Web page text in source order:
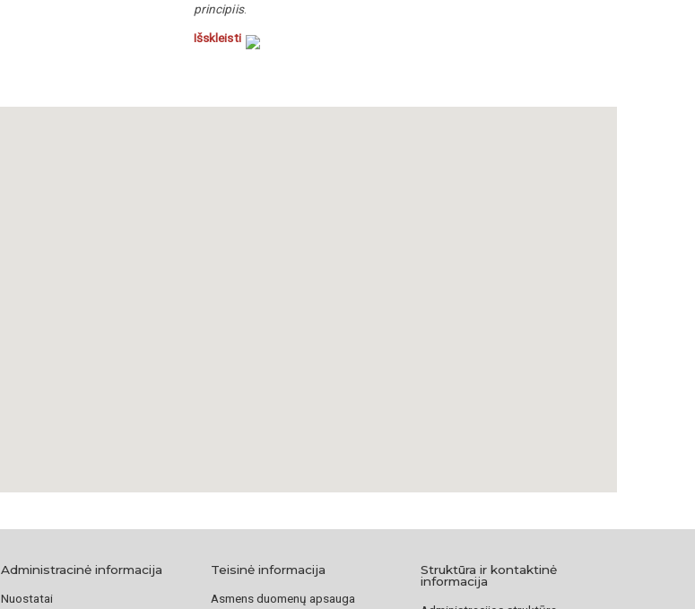
principiis.
https://www.digitale-sammlungen.de/en/details/bsb10156487
Išskleisti
Administracinė informacija
Nuostatai
Teisinė informacija
Asmens duomenų apsauga
Struktūra ir kontaktinė
informacija